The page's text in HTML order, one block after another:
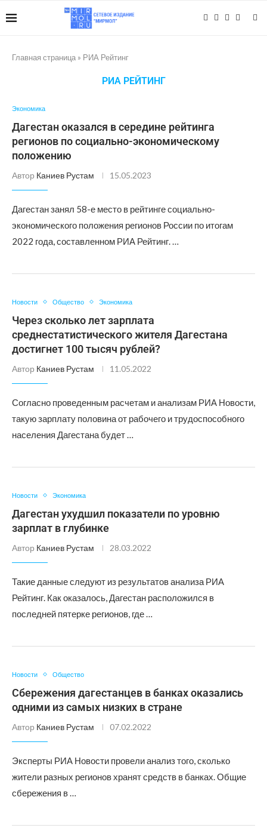
Главная страница » РИА Рейтинг
РИА РЕЙТИНГ
Экономика
Дагестан оказался в середине рейтинга
регионов по социально-экономическому
положению
Автор Каниев Рустам 15.05.2023
Дагестан занял 58-е место в рейтинге социально-
экономического положения регионов России по итогам
2022 года, составленном РИА Рейтинг. …
Новости Общество Экономика
Через сколько лет зарплата
среднестатистического жителя Дагестана
достигнет 100 тысяч рублей?
Автор Каниев Рустам 11.05.2022
Согласно проведенным расчетам и анализам РИА Новости,
такую зарплату половина от рабочего и трудоспособного
населения Дагестана будет …
Новости Экономика
Дагестан ухудшил показатели по уровню
зарплат в глубинке
Автор Каниев Рустам 28.03.2022
Такие данные следуют из результатов анализа РИА
Рейтинг. Как оказалось, Дагестан расположился в
последней пятерке регионов, где …
Новости Общество
Сбережения дагестанцев в банках оказались
одними из самых низких в стране
Автор Каниев Рустам 07.02.2022
Эксперты РИА Новости провели анализ того, сколько
жители разных регионов хранят средств в банках. Общие
сбережения в …